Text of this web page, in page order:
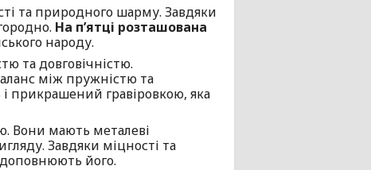
та природного шарму. Завдяки
На п’ятці розташована
народу.
та довговічністю.
між пружністю та
прикрашений гравіровкою, яка
Вони мають металеві
Завдяки міцності та
його.